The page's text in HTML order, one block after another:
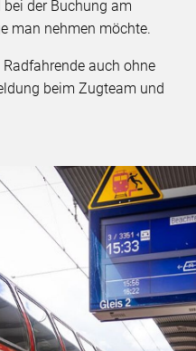
der Buchung am
man nehmen möchte.
auch ohne
beim Zugteam und